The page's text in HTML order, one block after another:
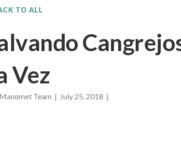
TO ALL
Vez
Team | July 25, 2018 |